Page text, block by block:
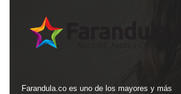
Farandula.co es uno de los mayores y más